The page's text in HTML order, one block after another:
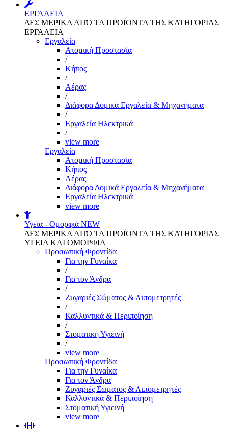
ΕΡΓΑΛΕΙΑ
ΔΕΣ ΜΕΡΙΚΑ ΑΠΌ ΤΑ ΠΡΟΪΌΝΤΑ ΤΗΣ ΚΑΤΗΓΟΡΙΑΣ
ΕΡΓΑΛΕΙΑ
Εργαλεία
Aτομική Προστασία
/
Kήπος
/
Αέρας
/
Διάφορα Δομικά Εργαλεία & Μηχανήματα
/
Εργαλεία Ηλεκτρικά
/
view more
Εργαλεία
Aτομική Προστασία
Kήπος
Αέρας
Διάφορα Δομικά Εργαλεία & Μηχανήματα
Εργαλεία Ηλεκτρικά
view more
Υγεία - Ομορφιά NEW
ΔΕΣ ΜΕΡΙΚΑ ΑΠΌ ΤΑ ΠΡΟΪΌΝΤΑ ΤΗΣ ΚΑΤΗΓΟΡΙΑΣ
ΥΓΕΙΑ ΚΑΙ ΟΜΟΡΦΙΑ
Προσωπική Φροντίδα
Για την Γυναίκα
/
Για τον Άνδρα
/
Ζυγαριές Σώματος & Λιπομετρητές
/
Καλλυντικά & Περιποίηση
/
Στοματική Υγιεινή
/
view more
Προσωπική Φροντίδα
Για την Γυναίκα
Για τον Άνδρα
Ζυγαριές Σώματος & Λιπομετρητές
Καλλυντικά & Περιποίηση
Στοματική Υγιεινή
view more